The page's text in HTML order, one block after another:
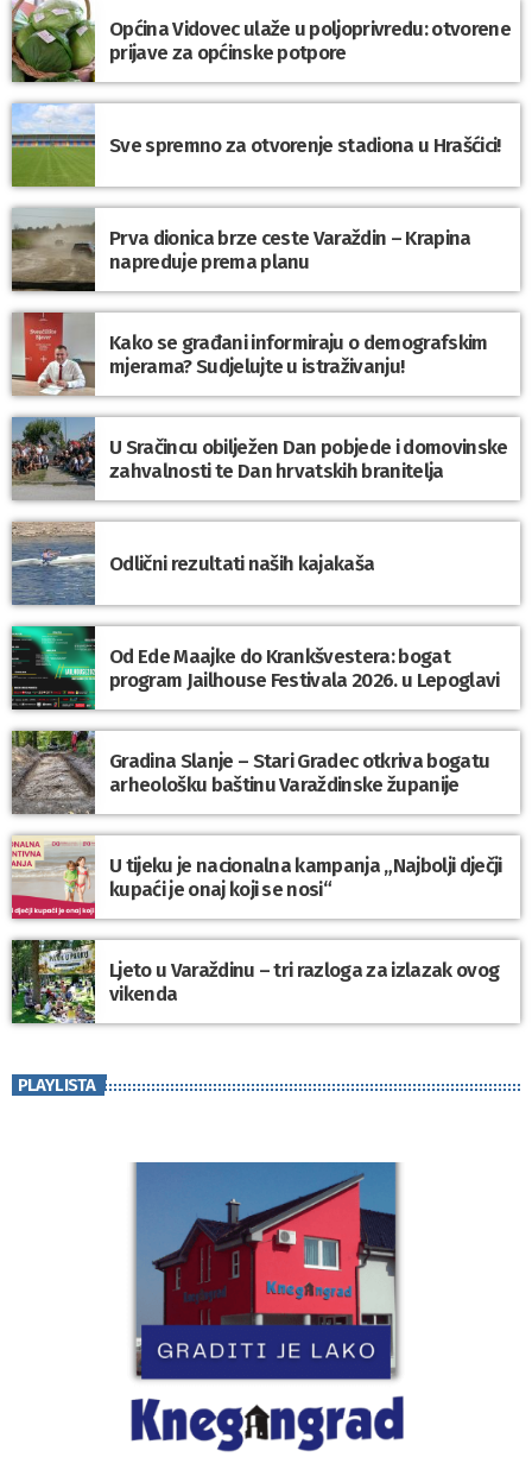
Općina Vidovec ulaže u poljoprivredu: otvorene
prijave za općinske potpore
Sve spremno za otvorenje stadiona u Hrašćici!
Prva dionica brze ceste Varaždin – Krapina
napreduje prema planu
Kako se građani informiraju o demografskim
mjerama? Sudjelujte u istraživanju!
U Sračincu obilježen Dan pobjede i domovinske
zahvalnosti te Dan hrvatskih branitelja
Odlični rezultati naših kajakaša
Od Ede Maajke do Krankšvestera: bogat
program Jailhouse Festivala 2026. u Lepoglavi
Gradina Slanje – Stari Gradec otkriva bogatu
arheološku baštinu Varaždinske županije
U tijeku je nacionalna kampanja „Najbolji dječji
kupaći je onaj koji se nosi“
Ljeto u Varaždinu – tri razloga za izlazak ovog
vikenda
PLAYLISTA